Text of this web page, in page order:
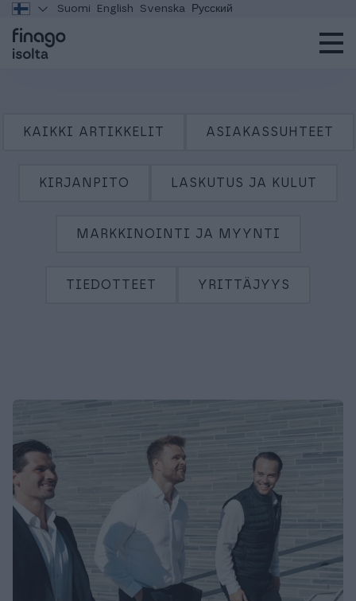
Suomi English Svenska Русский
KAIKKI ARTIKKELIT ASIAKASSUHTEET
KIRJANPITO LASKUTUS JA KULUT
MARKKINOINTI JA MYYNTI
TIEDOTTEET YRITTÄJYYS